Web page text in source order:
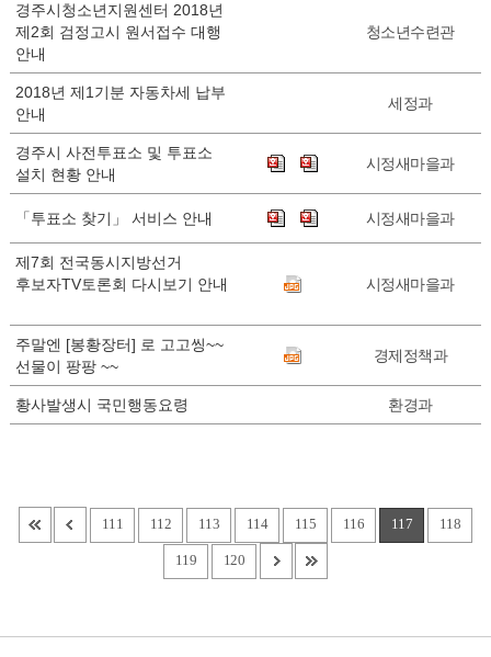
경주시청소년지원센터 2018년
제2회 검정고시 원서접수 대행
안내
청소년수련관
2018년 제1기분 자동차세 납부
안내
세정과
경주시 사전투표소 및 투표소
설치 현황 안내
시정새마을과
「투표소 찾기」 서비스 안내 시정새마을과
제7회 전국동시지방선거
후보자TV토론회 다시보기 안내
시정새마을과
주말엔 [봉황장터] 로 고고씽~~
선물이 팡팡 ~~
경제정책과
황사발생시 국민행동요령 환경과
111 112 113 114 115 116 117 118
119 120